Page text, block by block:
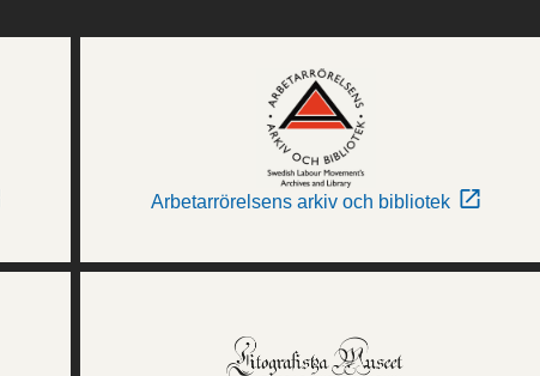
Arbetarrörelsens arkiv och bibliotek